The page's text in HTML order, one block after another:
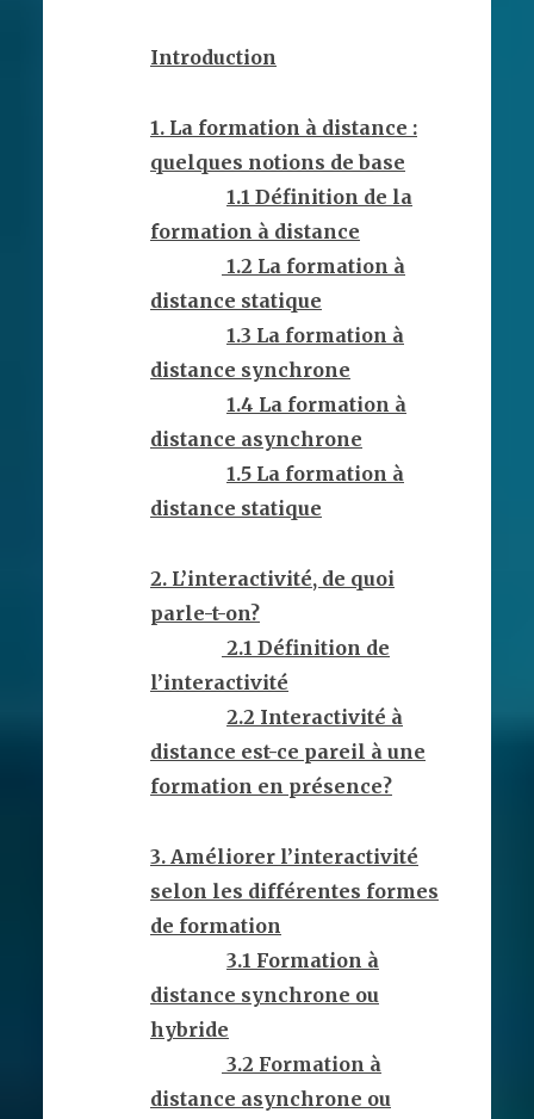
Introduction
1. La formation à distance :
quelques notions de base
1.1 Définition de la
formation à distance
1.2 La formation à
distance statique
1.3 La formation à
distance synchrone
1.4 La formation à
distance asynchrone
1.5 La formation à
distance statique
2. L’interactivité, de quoi
parle-t-on?
2.1 Définition de
l’interactivité
2.2 Interactivité à
distance est-ce pareil à une
formation en présence?
3. Améliorer l’interactivité
selon les différentes formes
de formation
3.1 Formation à
distance synchrone ou
hybride
3.2 Formation à
distance asynchrone ou